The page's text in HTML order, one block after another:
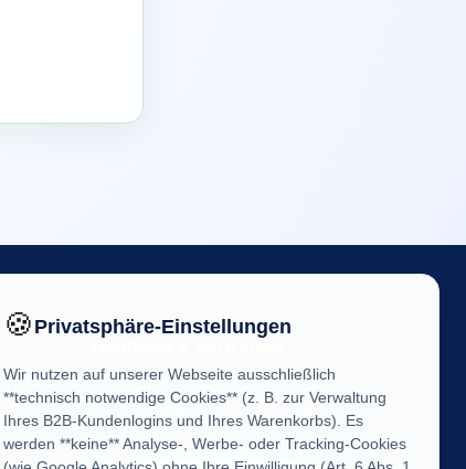
Ihre Meinung ist uns wichtig! Helfen
Sie uns, unseren B2B-Service weiter
zu verbessern.
🍪Privatsphäre-Einstellungen
Wir nutzen auf unserer Webseite ausschließlich
**technisch notwendige Cookies** (z. B. zur Verwaltung
Ihres B2B-Kundenlogins und Ihres Warenkorbs). Es
werden **keine** Analyse-, Werbe- oder Tracking-Cookies